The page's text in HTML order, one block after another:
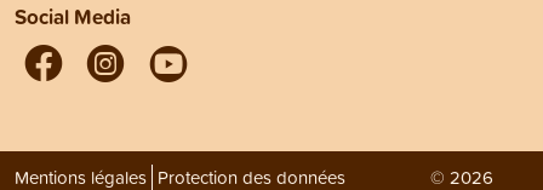
Social Media
Mentions légales Protection des données © 2026